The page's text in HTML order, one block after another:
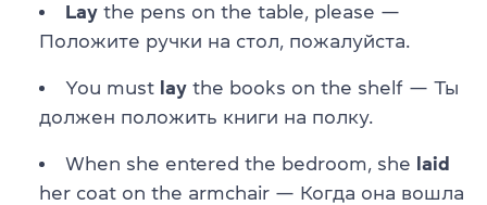
Lay the pens on the table, please —
Положите ручки на стол, пожалуйста.
You must lay the books on the shelf — Ты
должен положить книги на полку.
When she entered the bedroom, she
laid
her coat on the armchair — Когда она вошла